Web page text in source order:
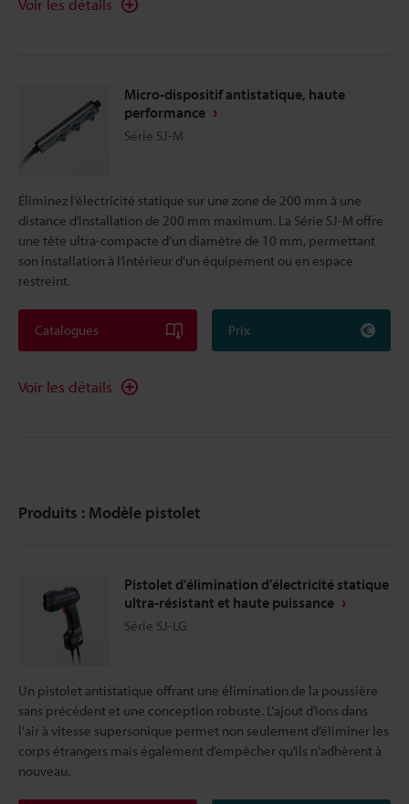
Voir les détails
Micro-dispositif antistatique, haute
performance
Série SJ-M
Éliminez l’électricité statique sur une zone de 200 mm à une
distance d’installation de 200 mm maximum. La Série SJ-M offre
une tête ultra-compacte d’un diamètre de 10 mm, permettant
son installation à l’intérieur d’un équipement ou en espace
restreint.
Catalogues Prix
Voir les détails
Produits : Modèle pistolet
Pistolet d’élimination d’électricité statique
ultra-résistant et haute puissance
Série SJ-LG
Un pistolet antistatique offrant une élimination de la poussière
sans précédent et une conception robuste. L’ajout d’ions dans
l’air à vitesse supersonique permet non seulement d’éliminer les
corps étrangers mais également d’empêcher qu’ils n’adhèrent à
nouveau.